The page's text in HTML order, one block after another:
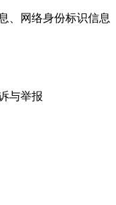
、网络身份标识信息
与举报